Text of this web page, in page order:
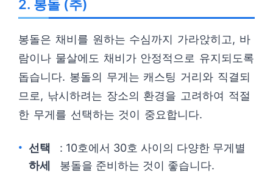
2. 봉돌 (추)
봉돌은 채비를 원하는 수심까지 가라앉히고, 바
람이나 물살에도 채비가 안정적으로 유지되도록
돕습니다. 봉돌의 무게는 캐스팅 거리와 직결되
므로, 낚시하려는 장소의 환경을 고려하여 적절
한 무게를 선택하는 것이 중요합니다.
선택
하세
: 10호에서 30호 사이의 다양한 무게별
봉돌을 준비하는 것이 좋습니다.